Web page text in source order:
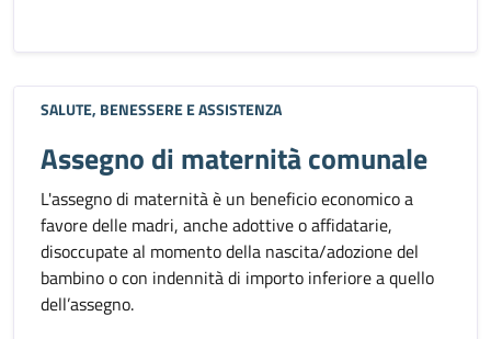
SALUTE, BENESSERE E ASSISTENZA
Assegno di maternità comunale
L'assegno di maternità è un beneficio economico a
favore delle madri, anche adottive o affidatarie,
disoccupate al momento della nascita/adozione del
bambino o con indennità di importo inferiore a quello
dell’assegno.